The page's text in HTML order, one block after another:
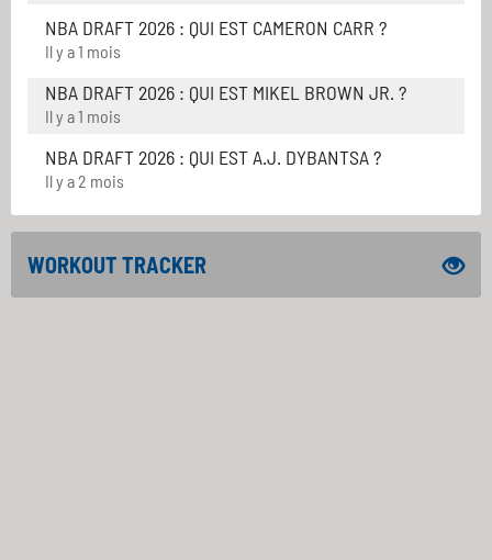
NBA DRAFT 2026 : QUI EST CAMERON CARR ?
Il y a 1 mois
NBA DRAFT 2026 : QUI EST MIKEL BROWN JR. ?
Il y a 1 mois
NBA DRAFT 2026 : QUI EST A.J. DYBANTSA ?
Il y a 2 mois
WORKOUT TRACKER